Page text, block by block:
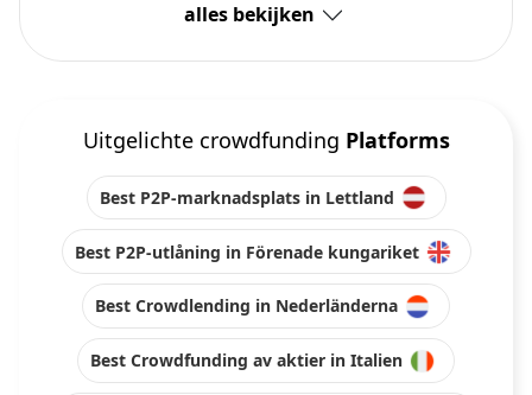
alles bekijken
Uitgelichte crowdfunding Platforms
Best P2P-marknadsplats in Lettland
Best P2P-utlåning in Förenade kungariket
Best Crowdlending in Nederländerna
Best Crowdfunding av aktier in Italien